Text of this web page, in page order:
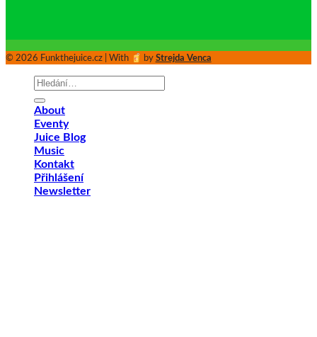
© 2026 Funkthejuice.cz | With by Strejda Venca
Hledat:
About
Eventy
Juice Blog
Music
Kontakt
Přihlášení
Newsletter